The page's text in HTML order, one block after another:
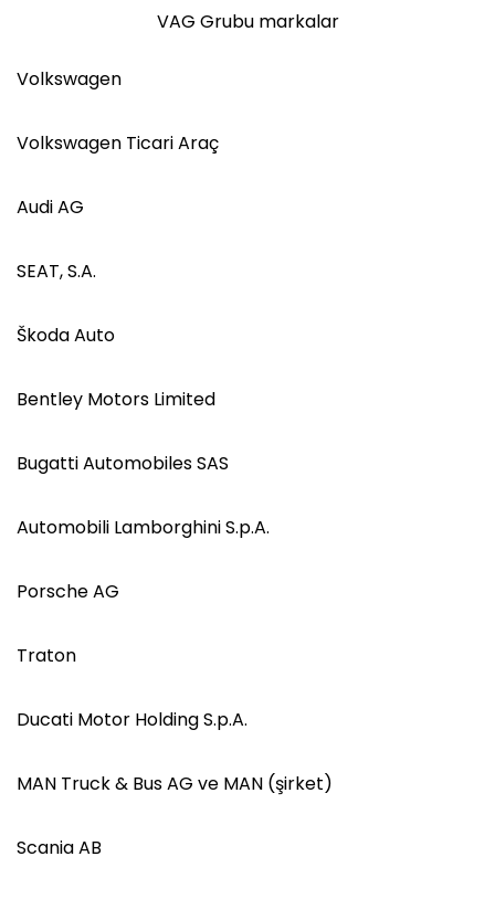
VAG Grubu markalar
Volkswagen
Volkswagen Ticari Araç
Audi AG
SEAT, S.A.
Škoda Auto
Bentley Motors Limited
Bugatti Automobiles SAS
Automobili Lamborghini S.p.A.
Porsche AG
Traton
Ducati Motor Holding S.p.A.
MAN Truck & Bus AG ve MAN (şirket)
Scania AB